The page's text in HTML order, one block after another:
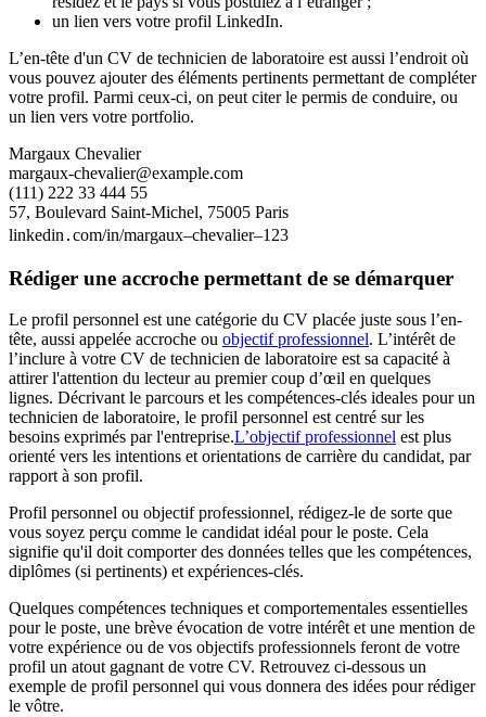
un lien vers votre profil LinkedIn.
L’en-tête d'un CV de technicien de laboratoire est aussi l’endroit où
vous pouvez ajouter des éléments pertinents permettant de compléter
votre profil. Parmi ceux-ci, on peut citer le permis de conduire, ou
un lien vers votre portfolio.
Margaux Chevalier
margaux-chevalier@example.com
(111) 222 33 444 55
57, Boulevard Saint-Michel, 75005 Paris
linkedin․com/in/margaux–chevalier–123
Rédiger une accroche permettant de se démarquer
Le profil personnel est une catégorie du CV placée juste sous l’en-
tête, aussi appelée accroche ou objectif professionnel. L’intérêt de
l’inclure à votre CV de technicien de laboratoire est sa capacité à
attirer l'attention du lecteur au premier coup d’œil en quelques
lignes. Décrivant le parcours et les compétences-clés ideales pour un
technicien de laboratoire, le profil personnel est centré sur les
besoins exprimés par l'entreprise.L’objectif professionnel est plus
orienté vers les intentions et orientations de carrière du candidat, par
rapport à son profil.
Profil personnel ou objectif professionnel, rédigez-le de sorte que
vous soyez perçu comme le candidat idéal pour le poste. Cela
signifie qu'il doit comporter des données telles que les compétences,
diplômes (si pertinents) et expériences-clés.
Quelques compétences techniques et comportementales essentielles
pour le poste, une brève évocation de votre intérêt et une mention de
votre expérience ou de vos objectifs professionnels feront de votre
profil un atout gagnant de votre CV. Retrouvez ci-dessous un
exemple de profil personnel qui vous donnera des idées pour rédiger
le vôtre.